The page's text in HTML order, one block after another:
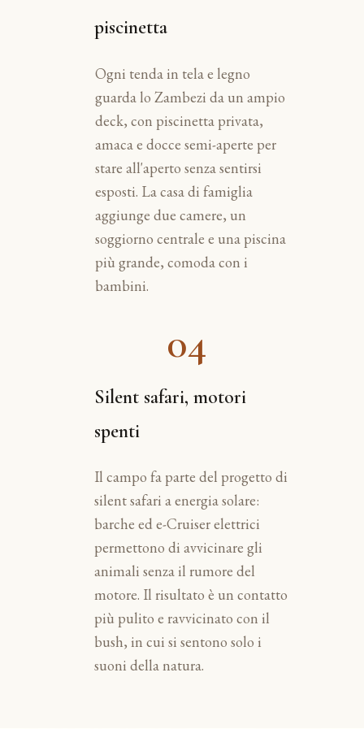
piscinetta
Ogni tenda in tela e legno
guarda lo Zambezi da un ampio
deck, con piscinetta privata,
amaca e docce semi-aperte per
stare all'aperto senza sentirsi
esposti. La casa di famiglia
aggiunge due camere, un
soggiorno centrale e una piscina
più grande, comoda con i
bambini.
04
Silent safari, motori
spenti
Il campo fa parte del progetto di
silent safari a energia solare:
barche ed e-Cruiser elettrici
permettono di avvicinare gli
animali senza il rumore del
motore. Il risultato è un contatto
più pulito e ravvicinato con il
bush, in cui si sentono solo i
suoni della natura.